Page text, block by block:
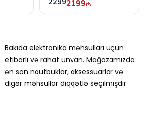
22992199
Bakıda elektronika məhsulları üçün
etibarlı və rahat ünvan. Mağazamızda
ən son noutbuklar, aksessuarlar və
digər məhsullar diqqətlə seçilmişdir